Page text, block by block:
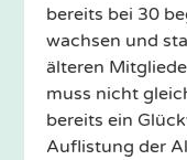
bereits bei 30
wachsen und
älteren
muss nicht
bereits ein
Auflistung der